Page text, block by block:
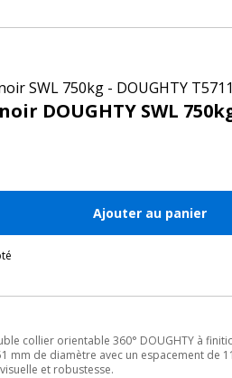
SWL 750kg - DOUGHTY
DOUGHTY SWL
Ajouter au panier
collier orientable 360° DOUGHTY à
mm de diamètre avec un espacement de
et robustesse.